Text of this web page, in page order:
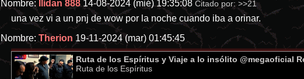
Nombre: Ilidan 888 14-08-2024 (mié) 19:35:08 Citado por:>>21
una vez vi a un pnj de wow por la noche cuando iba a orinar.
Nombre:Therion 19-11-2024 (mar) 01:45:45
Ruta de los Espíritus y Viaje a lo insólito @megaoficial
Ruta de los Espíritus